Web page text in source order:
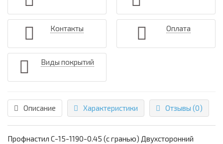
Контакты Оплата
Виды покрытий
Описание Характеристики Отзывы (0)
Профнастил С-15-1190-0.45 (с гранью) Двухсторонний